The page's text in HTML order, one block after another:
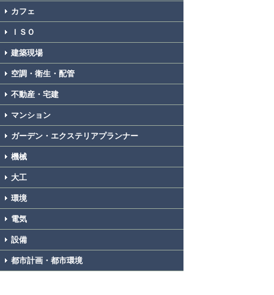
カフェ
ＩＳＯ
建築現場
空調・衛生・配管
不動産・宅建
マンション
ガーデン・エクステリアプランナー
機械
大工
環境
電気
設備
都市計画・都市環境